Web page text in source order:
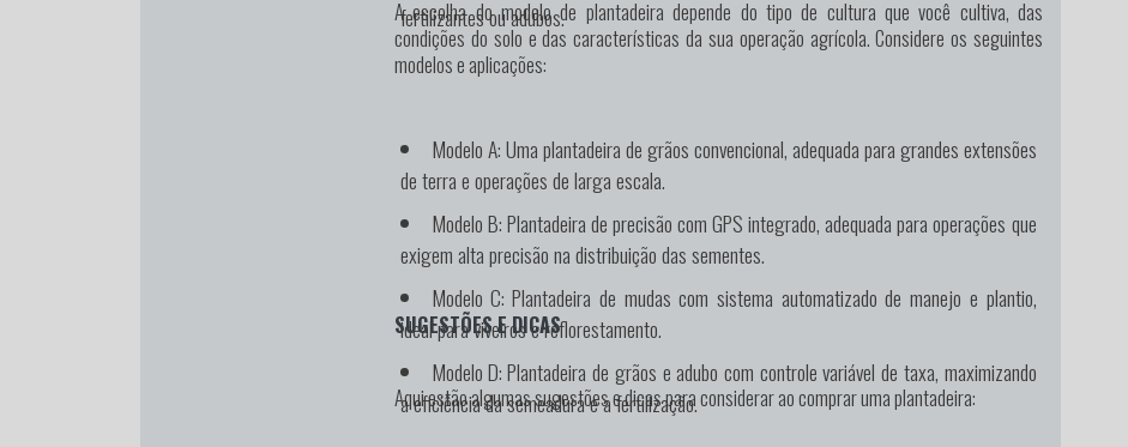
fertilizantes ou adubos.
A escolha do modelo de plantadeira depende do tipo de cultura que você cultiva, das
condições do solo e das características da sua operação agrícola. Considere os seguintes
modelos e aplicações:
Modelo A:Uma plantadeira de grãos convencional, adequada para grandes extensões
de terra e operações de larga escala.
Modelo B:Plantadeira de precisão com GPS integrado, adequada para operações que
exigem alta precisão na distribuição das sementes.
Modelo C: Plantadeira de mudas com sistema automatizado de manejo e plantio,
ideal para viveiros e reflorestamento.
Modelo D:Plantadeira de grãos e adubo com controle variável de taxa, maximizando
a eficiência da semeadura e a fertilização.
SUGESTÕES E DICAS
Aqui estão algumas sugestões e dicas para considerar ao comprar uma plantadeira: